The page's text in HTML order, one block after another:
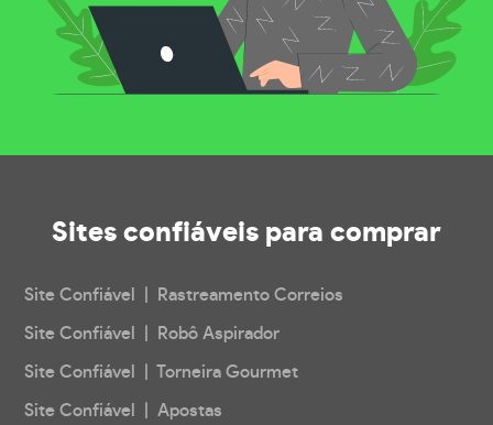
Sites confiáveis para comprar
Site Confiável | Rastreamento Correios
Site Confiável | Robô Aspirador
Site Confiável | Torneira Gourmet
Site Confiável | Apostas